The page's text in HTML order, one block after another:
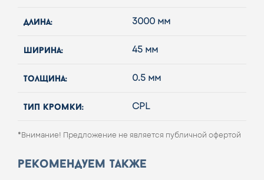
длина: 3000 мм
ширина: 45 мм
толщина: 0.5 мм
тип кромки: CPL
*Внимание! Предложение не является публичной офертой
рекомендуем также